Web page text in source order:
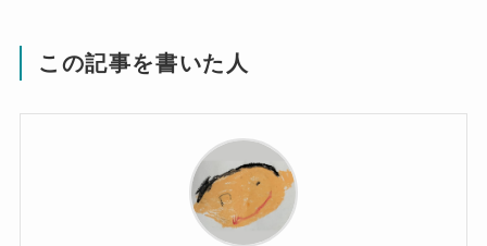
この記事を書いた人